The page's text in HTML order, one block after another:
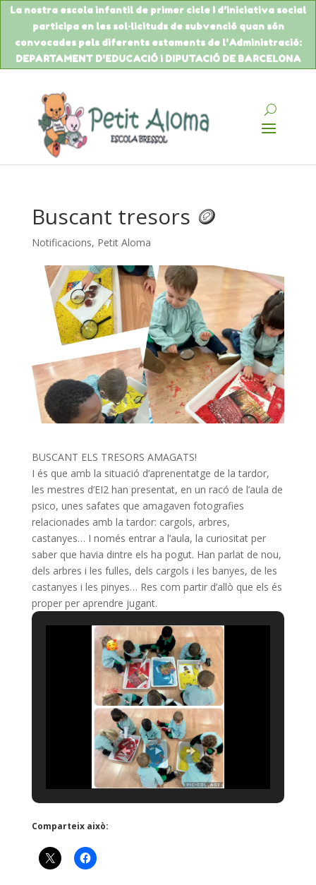
La nostra escola infantil de primer cicle I d’iniciativa social
participa en les sol·licituds de subvencióquan són
convocades pels diferents estaments de l’Administració:
DEPARTAMENT D’EDUCACIÓi DIPUTACIÓ DE BARCELONA
Buscant tresors 🪙
Notificacions, Petit Aloma
BUSCANT ELS TRESORS AMAGATS!
I és que amb la situació d’aprenentatge de la tardor,
les mestres d’EI2 han presentat, en un racó de l’aula de
psico, unes safates que amagaven fotografies
relacionades amb la tardor: cargols, arbres,
castanyes… I només entrar a l’aula, la curiositat per
saber que havia dintre els ha pogut. Han parlat de nou,
dels arbres i les fulles, dels cargols i les banyes, de les
castanyes i les pinyes… Res com partir d’allò que els és
proper per aprendre jugant.
Comparteix això: